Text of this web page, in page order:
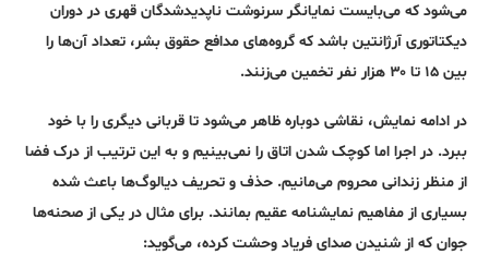
می‌شود که می‌بایست نمایانگر سرنوشت ناپدیدشدگان قهری در دوران
دیکتاتوری آرژانتین باشد که گروه‌های مدافع حقوق بشر، تعداد آن‌ها را
بین ۱۵ تا ۳۰ هزار نفر تخمین می‌زنند.
در ادامه نمایش، نقاشی دوباره ظاهر می‌شود تا قربانی دیگری را با خود
ببرد. در اجرا اما کوچک‌ شدن اتاق را نمی‌بینیم و به این ترتیب از درک فضا
از منظر زندانی محروم می‌مانیم. حذف و تحریف دیالوگ‌ها باعث شده
بسیاری از مفاهیم نمایشنامه عقیم بمانند. برای مثال در یکی از صحنه‌ها
جوان که از شنیدن صدای فریاد وحشت کرده، می‌گوید: